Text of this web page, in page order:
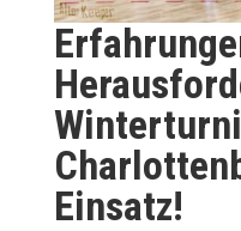
Einsatz!